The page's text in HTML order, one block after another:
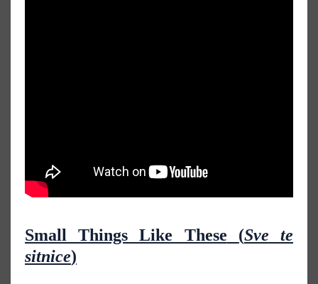
Small Things Like These (Sve te
sitnice)